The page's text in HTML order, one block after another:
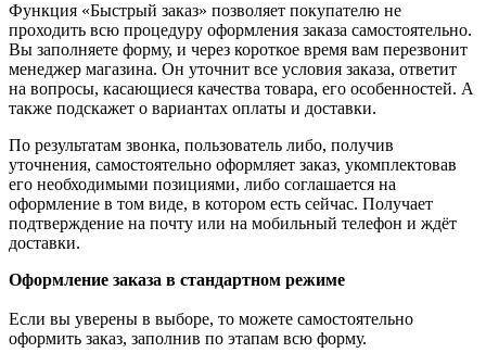
Функция «Быстрый заказ» позволяет покупателю не
проходить всю процедуру оформления заказа самостоятельно.
Вы заполняете форму, и через короткое время вам перезвонит
менеджер магазина. Он уточнит все условия заказа, ответит
на вопросы, касающиеся качества товара, его особенностей. А
также подскажет о вариантах оплаты и доставки.
По результатам звонка, пользователь либо, получив
уточнения, самостоятельно оформляет заказ, укомплектовав
его необходимыми позициями, либо соглашается на
оформление в том виде, в котором есть сейчас. Получает
подтверждение на почту или на мобильный телефон и ждёт
доставки.
Оформление заказа в стандартном режиме
Если вы уверены в выборе, то можете самостоятельно
оформить заказ, заполнив по этапам всю форму.